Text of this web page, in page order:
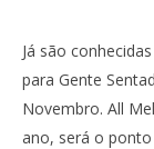
Já são
para Gente
Novembro. All
ano, será o